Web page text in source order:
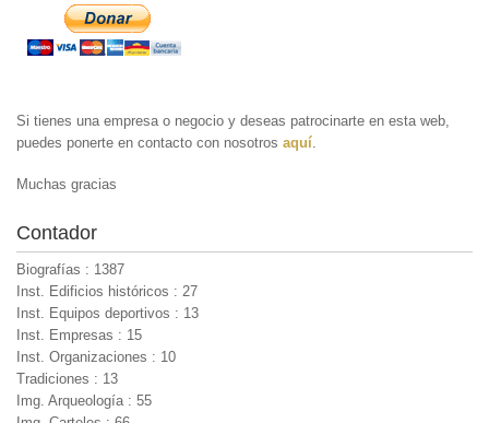
Si tienes una empresa o negocio y deseas patrocinarte en esta web,
puedes ponerte en contacto con nosotros aquí
Muchas gracias
Contador
Biografías : 1387
Inst. Edificios históricos : 27
Inst. Equipos deportivos : 13
Inst. Empresas : 15
Inst. Organizaciones : 10
Tradiciones : 13
Img. Arqueología : 55